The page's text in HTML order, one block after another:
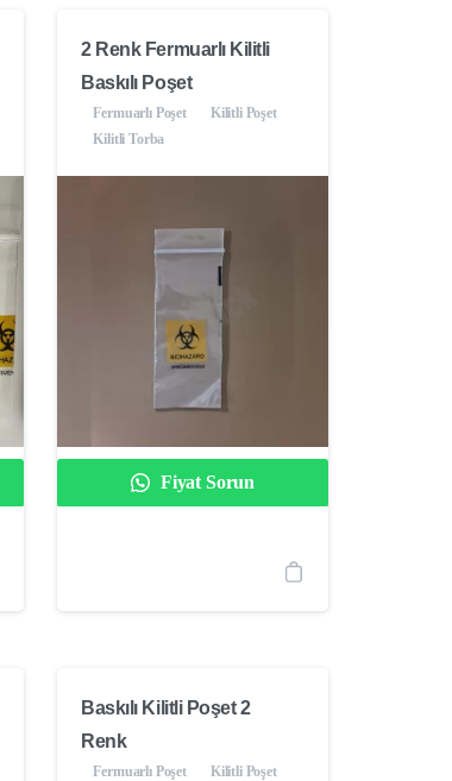
2 Renk Fermuarlı Kilitli
Baskılı Poşet
Fermuarlı Poşet
Kilitli Poşet
Kilitli Torba
Fiyat Sorun
Baskılı Kilitli Poşet 2
Renk
Fermuarlı Poşet
Kilitli Poşet